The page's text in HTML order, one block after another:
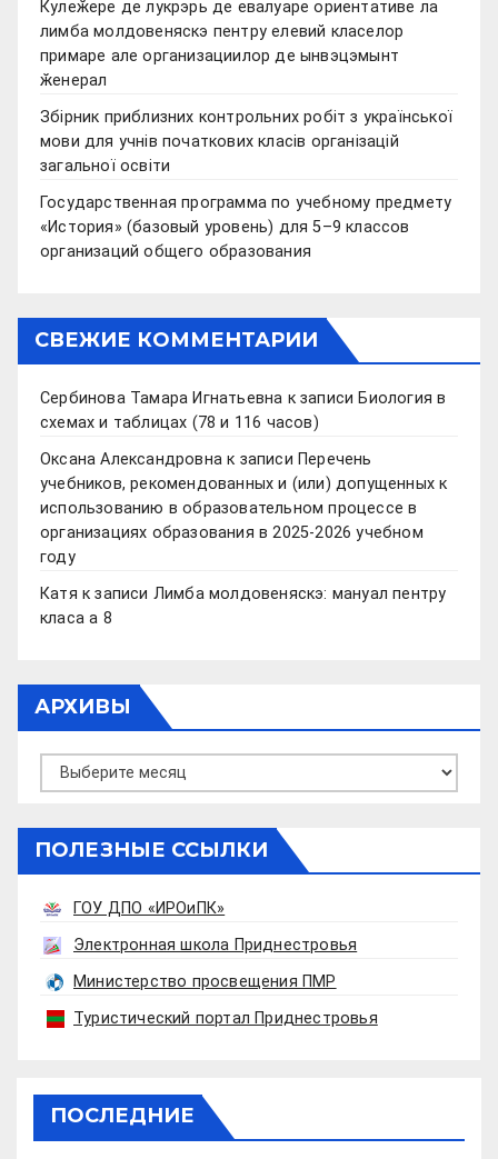
Кулеӂере де лукрэрь де евалуаре ориентативе ла
лимба молдовеняскэ пентру елевий класелор
примаре але организациилор де ынвэцэмынт
ӂенерал
Збірник приблизних контрольних робіт з української
мови для учнів початкових класів організацій
загальної освіти
Государственная программа по учебному предмету
«История» (базовый уровень) для 5–9 классов
организаций общего образования
СВЕЖИЕ КОММЕНТАРИИ
Сербинова Тамара Игнатьевна к записи Биология в
схемах и таблицах (78 и 116 часов)
Оксана Александровна к записи Перечень
учебников, рекомендованных и (или) допущенных к
использованию в образовательном процессе в
организациях образования в 2025-2026 учебном
году
Катя к записи Лимба молдовеняскэ: мануал пентру
класа а 8
АРХИВЫ
Архивы
ПОЛЕЗНЫЕ ССЫЛКИ
ГОУ ДПО «ИРОиПК»
Электронная школа Приднестровья
Министерство просвещения ПМР
Туристический портал Приднестровья
ПОСЛЕДНИЕ